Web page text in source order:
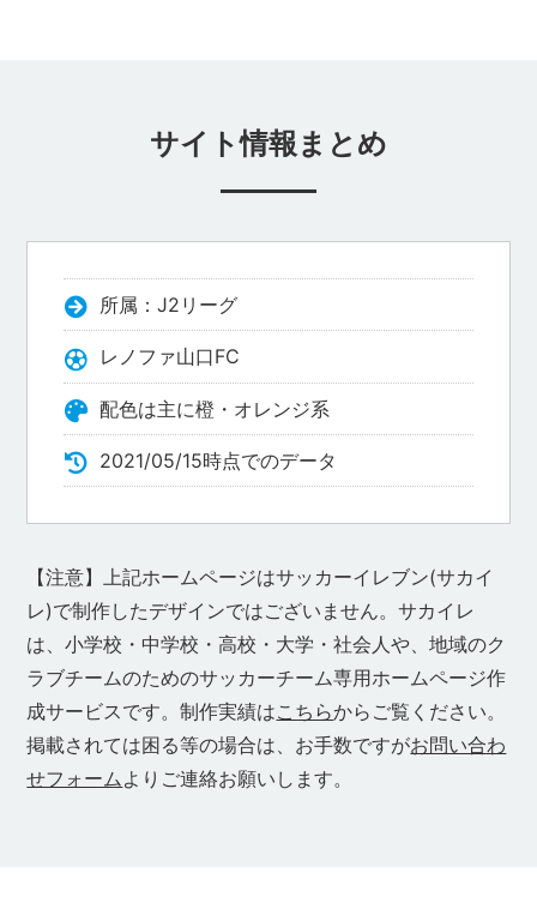
サイト情報まとめ
所属：J2リーグ
レノファ山口FC
配色は主に橙・オレンジ系
2021/05/15時点でのデータ
【注意】上記ホームページはサッカーイレブン(サカイ
レ)で制作したデザインではございません。サカイレ
は、小学校・中学校・高校・大学・社会人や、地域のク
ラブチームのためのサッカーチーム専用ホームページ作
成サービスです。制作実績はこちらからご覧ください。
掲載されては困る等の場合は、お手数ですがお問い合わ
せフォーム よりご連絡お願いします。